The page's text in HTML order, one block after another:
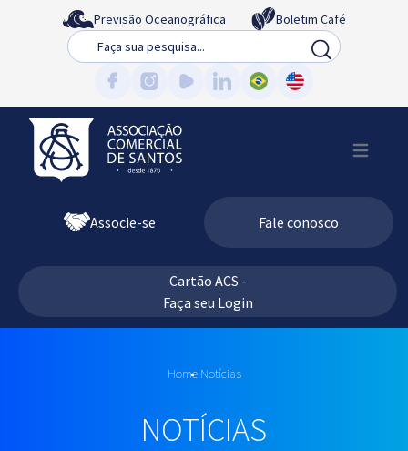
Previsão Oceanográfica
Boletim Café
Busca
Associe-se Fale conosco
Cartão ACS -
Faça seu Login
Home Notícias
NOTÍCIAS